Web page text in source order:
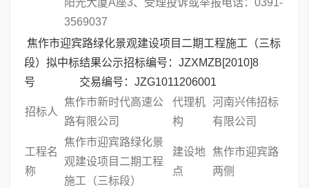
阳光大厦A座3、受理投诉或举报电话：0391-
3569037
焦作市迎宾路绿化景观建设项目二期工程施工（三标
段）拟中标结果公示招标编号：JZXMZB[2010]8
号 交易编号：JZG1011206001
招标人
焦作市新时代高速公
路有限公司
代理机
构
河南兴伟招标
有限公司
工程名
称
焦作市迎宾路绿化景
观建设项目二期工程
施工（三标段）
建设地
点
焦作市迎宾路
两侧